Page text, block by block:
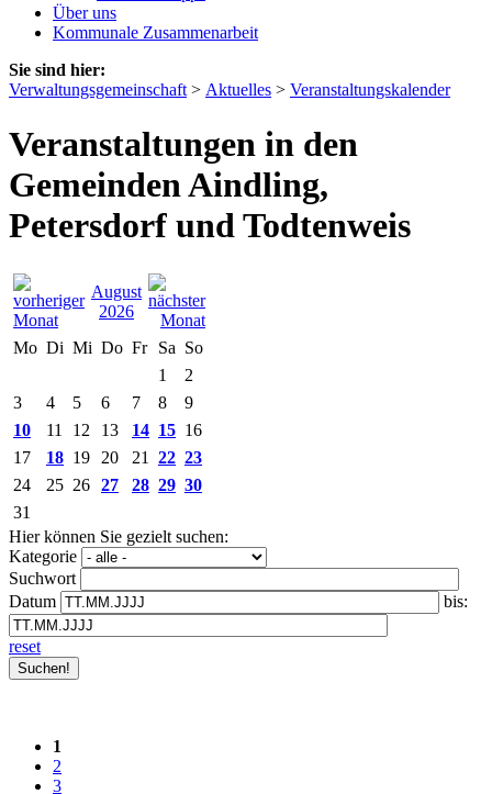
Über uns
Kommunale Zusammenarbeit
Sie sind hier:
Verwaltungsgemeinschaft > Aktuelles > Veranstaltungskalender
Veranstaltungen in den
Gemeinden Aindling,
Petersdorf und Todtenweis
August
2026
Mo Di Mi Do Fr Sa So
1
2
3
4 5 6 7 8
9
10
11 12 13 14 15 16
17
18 19 20 21 22 23
24
25 26 27 28 29 30
31
Hier können Sie gezielt suchen:
Kategorie
Suchwort
Datum
bis:
reset
1
2
3